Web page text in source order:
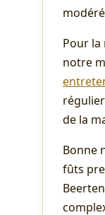
Pour la
notre
de la
Bonne
fûts